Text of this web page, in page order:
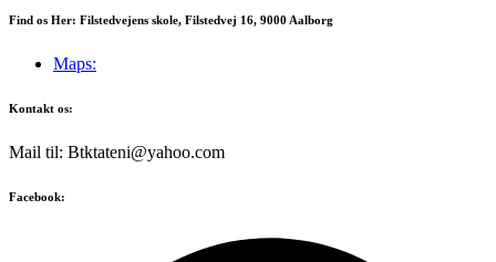
Find os Her: Filstedvejens skole, Filstedvej 16, 9000 Aalborg
Maps:
Kontakt os:
Mail til: Btktateni@yahoo.com
Facebook: